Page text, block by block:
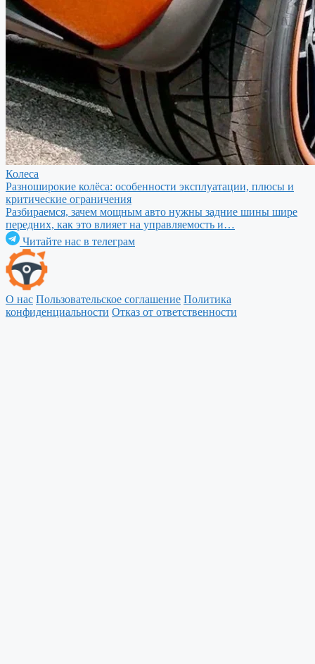
Колеса
Разноширокие колёса: особенности эксплуатации, плюсы и
критические ограничения
Разбираемся, зачем мощным авто нужны задние шины шире
передних, как это влияет на управляемость и…
Читайте нас в телеграм
О нас Пользовательское соглашение Политика
конфиденциальности Отказ от ответственности